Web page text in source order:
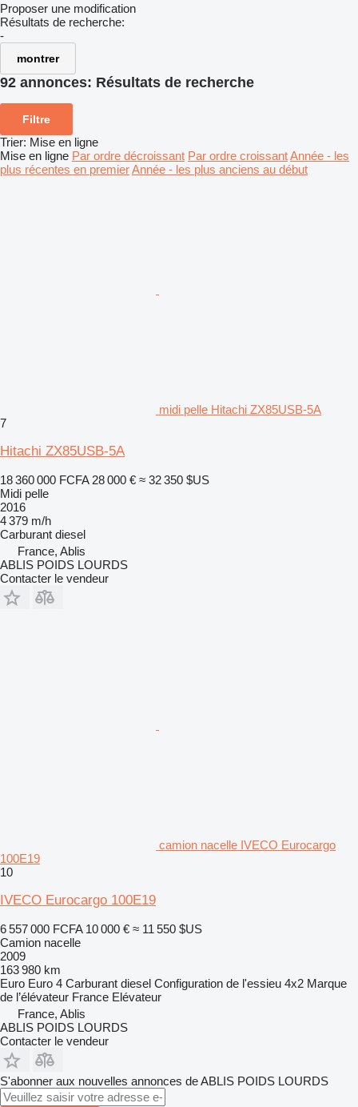
Proposer une modification
Résultats de recherche:
-
montrer
92 annonces: Résultats de recherche
Filtre
Trier: Mise en ligne
Mise en ligne Par ordre décroissant Par ordre croissantAnnée - les
plus récentes en premierAnnée - les plus anciens au début
midi pelle Hitachi ZX85USB-5A
7
Hitachi ZX85USB-5A
18 360 000 FCFA 28 000 € ≈ 32 350 $US
Midi pelle
2016
4 379 m/h
Carburant diesel
France, Ablis
ABLIS POIDS LOURDS
Contacter le vendeur
camion nacelle IVECO Eurocargo
100E19
10
IVECO Eurocargo 100E19
6 557 000 FCFA 10 000 € ≈ 11 550 $US
Camion nacelle
2009
163 980 km
Euro Euro 4 Carburant diesel Configuration de l'essieu 4x2 Marque
de l’élévateur France Elévateur
France, Ablis
ABLIS POIDS LOURDS
Contacter le vendeur
S'abonner aux nouvelles annonces de ABLIS POIDS LOURDS